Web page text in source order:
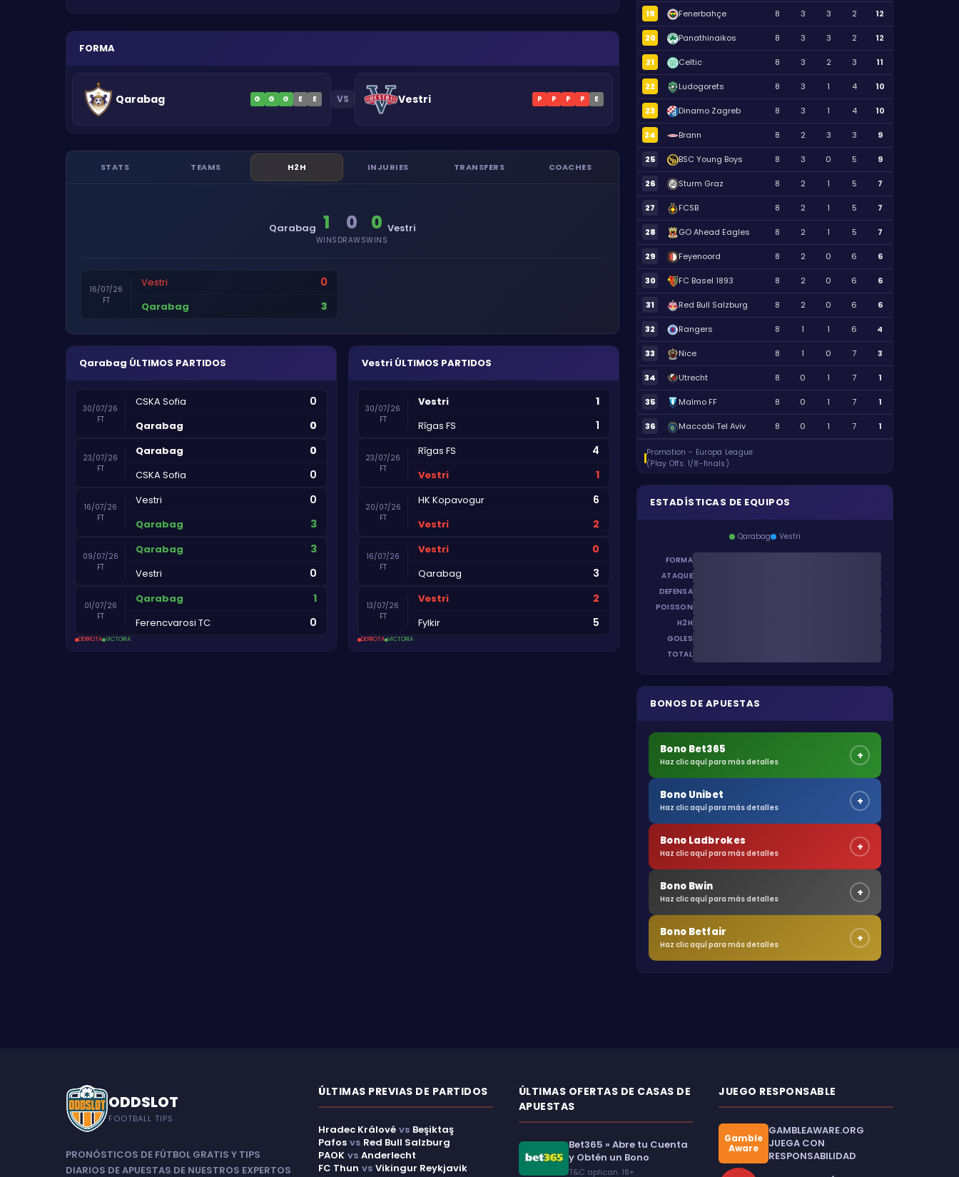
FORMA
Qarabag G G G E E VS Vestri P P P P E
STATS TEAMS H2H INJURIES TRANSFERS COACHES
Qarabag 1
WINS
0
DRAWS
0
WINS
Vestri
16/07/26
FT
Vestri 0
Qarabag 3
Qarabag ÚLTIMOS PARTIDOS
30/07/26
FT
CSKA Sofia 0
Qarabag 0
23/07/26
FT
Qarabag 0
CSKA Sofia 0
16/07/26
FT
Vestri 0
Qarabag 3
09/07/26
FT
Qarabag 3
Vestri 0
01/07/26
FT
Qarabag 1
Ferencvarosi TC 0
DERROTA VICTORIA
Vestri ÚLTIMOS PARTIDOS
30/07/26
FT
Vestri 1
Rīgas FS 1
23/07/26
FT
Rīgas FS 4
Vestri 1
20/07/26
FT
HK Kopavogur 6
Vestri 2
16/07/26
FT
Vestri 0
Qarabag 3
13/07/26
FT
Vestri 2
Fylkir 5
DERROTA VICTORIA
19 Fenerbahçe 8 3 3 2 12
20 Panathinaikos 8 3 3 2 12
21 Celtic 8 3 2 3 11
22 Ludogorets 8 3 1 4 10
23 Dinamo Zagreb 8 3 1 4 10
24 Brann 8 2 3 3 9
25 BSC Young Boys 8 3 0 5 9
26 Sturm Graz 8 2 1 5 7
27 FCSB 8 2 1 5 7
28 GO Ahead Eagles 8 2 1 5 7
29 Feyenoord 8 2 0 6 6
30 FC Basel 1893 8 2 0 6 6
31 Red Bull Salzburg 8 2 0 6 6
32 Rangers 8 1 1 6 4
33 Nice 8 1 0 7 3
34 Utrecht 8 0 1 7 1
35 Malmo FF 8 0 1 7 1
36 Maccabi Tel Aviv 8 0 1 7 1
Promotion - Europa League
(Play Offs: 1/8-finals)
ESTADÍSTICAS DE EQUIPOS
Qarabag Vestri
FORMA
ATAQUE
DEFENSA
POISSON
H2H
GOLES
TOTAL
BONOS DE APUESTAS
Bono Bet365
Haz clic aquí para más detalles +
Bono Unibet
Haz clic aquí para más detalles +
Bono Ladbrokes
Haz clic aquí para más detalles +
Bono Bwin
Haz clic aquí para más detalles +
Bono Betfair
Haz clic aquí para más detalles +
ODDSLOT
FOOTBALL TIPS
PRONÓSTICOS DE FÚTBOL GRATIS Y TIPS
DIARIOS DE APUESTAS DE NUESTROS EXPERTOS
ÚLTIMAS PREVIAS DE PARTIDOS
Hradec Králové vs Beşiktaş
Pafos vs Red Bull Salzburg
PAOK vs Anderlecht
FC Thun vs Vikingur Reykjavik
ÚLTIMAS OFERTAS DE CASAS DE
APUESTAS
Bet365 » Abre tu Cuenta
y Obtén un Bono
T&C aplican. 18+
JUEGO RESPONSABLE
Gamble
Aware
GAMBLEAWARE.ORG
JUEGA CON
RESPONSABILIDAD